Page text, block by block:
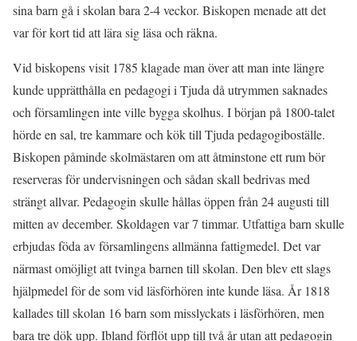
sina barn gå i skolan bara 2-4 veckor. Biskopen menade att det
var för kort tid att lära sig läsa och räkna.
Vid biskopens visit 1785 klagade man över att man inte längre
kunde upprätthålla en pedagogi i Tjuda då utrymmen saknades
och församlingen inte ville bygga skolhus. I början på 1800-talet
hörde en sal, tre kammare och kök till Tjuda pedagogiboställe.
Biskopen påminde skolmästaren om att åtminstone ett rum bör
reserveras för undervisningen och sådan skall bedrivas med
strängt allvar. Pedagogin skulle hållas öppen från 24 augusti till
mitten av december. Skoldagen var 7 timmar. Utfattiga barn skulle
erbjudas föda av församlingens allmänna fattigmedel. Det var
närmast omöjligt att tvinga barnen till skolan. Den blev ett slags
hjälpmedel för de som vid läsförhören inte kunde läsa. År 1818
kallades till skolan 16 barn som misslyckats i läsförhören, men
bara tre dök upp. Ibland förflöt upp till två år utan att pedagogin